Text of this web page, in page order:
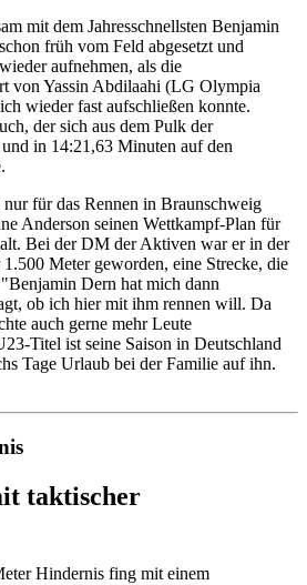
mit dem Jahresschnellsten Benjamin
früh vom Feld abgesetzt und
aufnehmen, als die
von Yassin Abdilaahi (LG Olympia
wieder fast aufschließen konnte.
der sich aus dem Pulk der
in 14:21,63 Minuten auf den
für das Rennen in Braunschweig
Anderson seinen Wettkampf-Plan für
Bei der DM der Aktiven war er in der
Meter geworden, eine Strecke, die
Dern hat mich dann
ob ich hier mit ihm rennen will. Da
auch gerne mehr Leute
Titel ist seine Saison in Deutschland
Tage Urlaub bei der Familie auf ihn.
taktischer
Hindernis fing mit einem